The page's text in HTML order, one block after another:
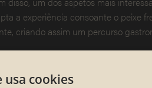
a experiência consoante o peixe
criando assim um percurso
para pedir
usa cookies